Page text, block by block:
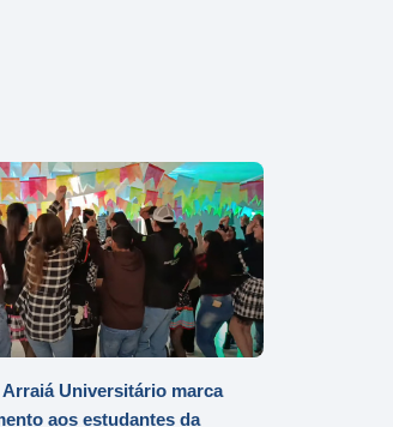
Universitário marca
aos estudantes da